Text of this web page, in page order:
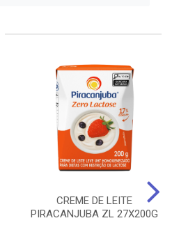
CREME DE LEITE
PIRACANJUBA ZL 27X200G